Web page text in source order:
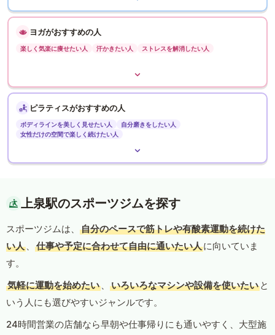
ヨガがおすすめの人
楽しく気楽に痩せたい人 汗かきたい人 ストレスを解消したい人
ピラティスがおすすめの人
ボディラインを美しく見せたい人
自分磨きをしたい人
女性だけの空間で楽しく続けたい人
上泉駅のスポーツジムを探す
スポーツジムは、
自分のペースで筋トレや有酸素運動を続けた
い人 、 仕事や予定に合わせて自由に通いたい人に向いていま
す。
気軽に運動を始めたい 、 いろいろなマシンや設備を使いたい と
いう人にも選びやすいジャンルです。
24時間営業の店舗なら早朝や仕事帰りにも通いやすく、大型施